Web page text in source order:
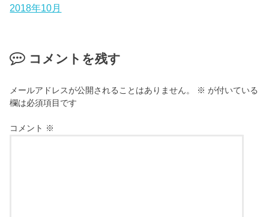
2018年10月
コメントを残す
メールアドレスが公開されることはありません。 ※ が付いている
欄は必須項目です
コメント ※